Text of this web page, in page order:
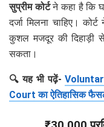
सुप्रीम कोर्टने कहा है कि
दर्जा मिलना चाहिए।
कुशल मजदूर की दिहाड़ी
सकता।
🔍 यह भी पढ़ें-
Court का ऐतिहासिक